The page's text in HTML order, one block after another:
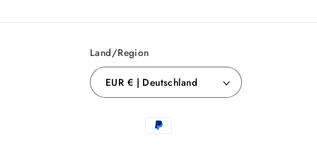
Land/Region
EUR € | Deutschland
Zahlungsmethoden